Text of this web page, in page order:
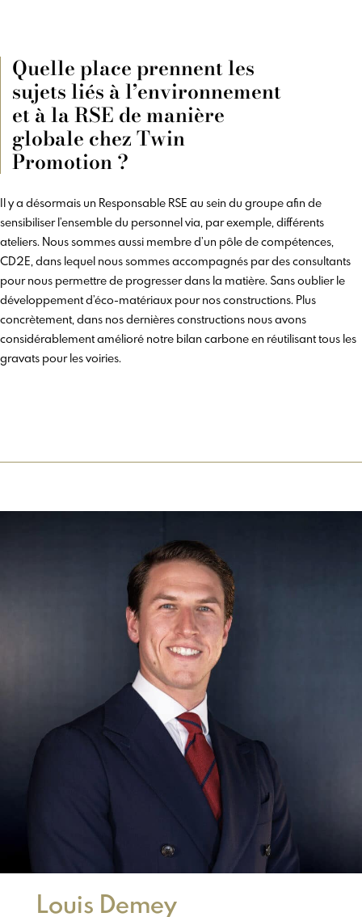
Quelle place prennent les
sujets liés à l’environnement
et à la RSE de manière
globale chez Twin
Promotion ?
Il y a désormais un Responsable RSE au sein du groupe afin de
sensibiliser l’ensemble du personnel via, par exemple, différents
ateliers. Nous sommes aussi membre d’un pôle de compétences,
CD2E, dans lequel nous sommes accompagnés par des consultants
pour nous permettre de progresser dans la matière. Sans oublier le
développement d’éco-matériaux pour nos constructions. Plus
concrètement, dans nos dernières constructions nous avons
considérablement amélioré notre bilan carbone en réutilisant tous les
gravats pour les voiries.
Louis Demey